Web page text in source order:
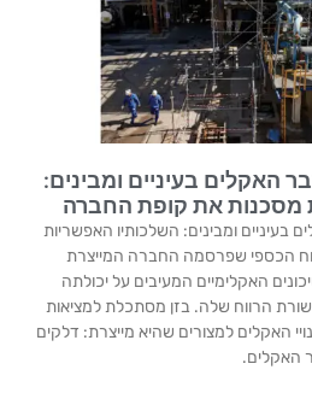
האקלים בעיניים ומבינים:
מסכנות את קופת החברה
ומבינים: השלכותיו האפשריות
הכספי שפרסמה החברה המייצרת
האקלימיים המעיבים על יכולתה
שורת הרווח שלה. בזן מסתכלת למציאות
האקלים למצורים שהיא מייצרת: דלקים
האקלים.